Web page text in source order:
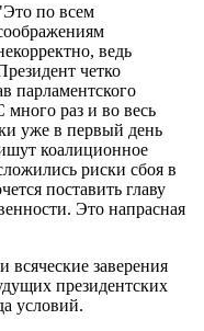
по всем
ведь
четко
парламентского
раз и во весь
уже в первый день
коалиционное
риски сбоя в
поставить главу
Это напрасная
всяческие заверения
президентских
условий.